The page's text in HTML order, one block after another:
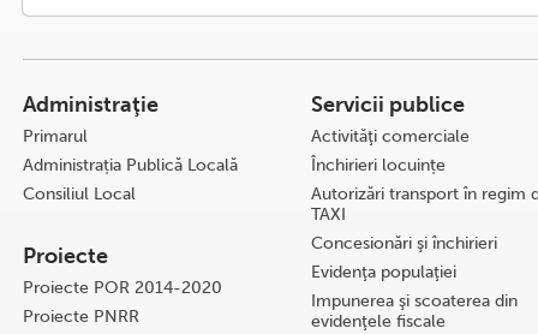
Administraţie
Primarul
Administrația Publică Locală
Consiliul Local
Proiecte
Proiecte POR 2014-2020
Proiecte PNRR
Servicii publice
Activităţi comerciale
Închirieri locuințe
Autorizări transport în regim
TAXI
Concesionări şi închirieri
Evidenţa populaţiei
Impunerea şi scoaterea din
evidenţele fiscale